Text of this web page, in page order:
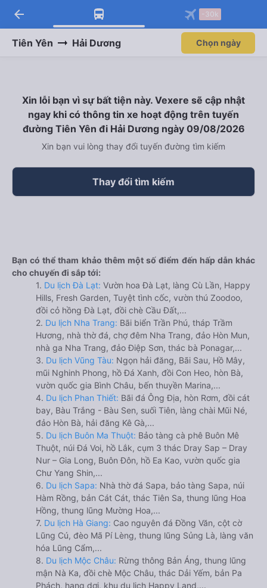
arrow_back -30k
Tiên Yên Hải Dương Chọn ngày
Xin lỗi bạn vì sự bất tiện này. Vexere sẽ cập nhật
ngay khi có thông tin xe hoạt động trên tuyến
đường Tiên Yên đi Hải Dương ngày 09/08/2026
Xin bạn vui lòng thay đổi tuyến đường tìm kiếm
Thay đổi tìm kiếm
Bạn có thể tham khảo thêm một số điểm đến hấp dẫn khác
cho chuyến đi sắp tới:
1. Du lịch Đà Lạt: Vườn hoa Đà Lạt, làng Cù Lần, Happy
Hills, Fresh Garden, Tuyệt tình cốc, vườn thú Zoodoo,
đồi cỏ hồng Đà Lạt, đồi chè Cầu Đất,...
2. Du lịch Nha Trang: Bãi biển Trần Phú, tháp Trầm
Hương, nhà thờ đá, chợ đêm Nha Trang, đảo Hòn Mun,
nhà ga Nha Trang, đảo Điệp Sơn, thác bà Ponagar,...
3. Du lịch Vũng Tàu: Ngọn hải đăng, Bãi Sau, Hồ Mây,
mũi Nghinh Phong, hồ Đá Xanh, đồi Con Heo, hòn Bà,
vườn quốc gia Bình Châu, bến thuyền Marina,...
4. Du lịch Phan Thiết: Bãi đá Ông Địa, hòn Rơm, đồi cát
bay, Bàu Trắng - Bàu Sen, suối Tiên, làng chài Mũi Né,
đảo Hòn Bà, hải đăng Kê Gà,...
5. Du lịch Buôn Ma Thuột: Bảo tàng cà phê Buôn Mê
Thuột, núi Đá Voi, hồ Lắk, cụm 3 thác Dray Sap – Dray
Nur – Gia Long, Buôn Đôn, hồ Ea Kao, vườn quốc gia
Chư Yang Shin,...
6. Du lịch Sapa: Nhà thờ đá Sapa, bảo tàng Sapa, núi
Hàm Rồng, bản Cát Cát, thác Tiên Sa, thung lũng Hoa
Hồng, thung lũng Mường Hoa,...
7. Du lịch Hà Giang: Cao nguyên đá Đồng Văn, cột cờ
Lũng Cú, đèo Mã Pí Lèng, thung lũng Sủng Là, làng văn
hóa Lũng Cẩm,...
8. Du lịch Mộc Châu: Rừng thông Bản Áng, thung lũng
mận Nà Ka, đồi chè Mộc Châu, thác Dải Yếm, bản Pa
Phách, hang dơi, khu du lịch Happy Land,...